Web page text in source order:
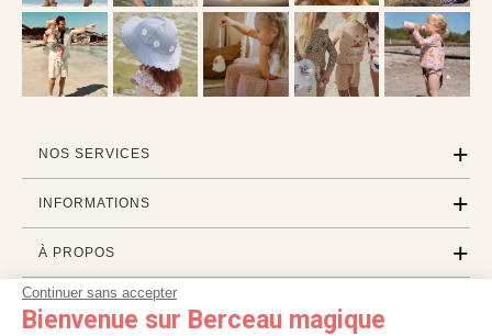
Continuer sans accepter
Bienvenue sur Berceau magique
NOS SERVICES
INFORMATIONS
À PROPOS
PROFESSIONNELS